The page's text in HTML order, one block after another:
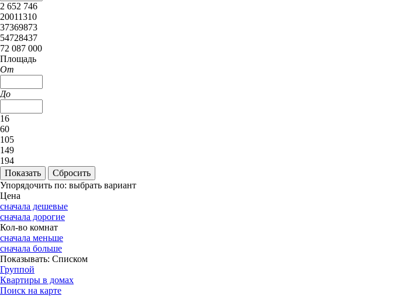
2 652 746
20011310
37369873
54728437
72 087 000
Площадь
От
До
16
60
105
149
194
Упорядочить по: выбрать вариант
Цена
сначала дешевые
сначала дорогие
Кол-во комнат
сначала меньше
сначала больше
Показывать: Списком
Группой
Квартиры в домах
Поиск на карте